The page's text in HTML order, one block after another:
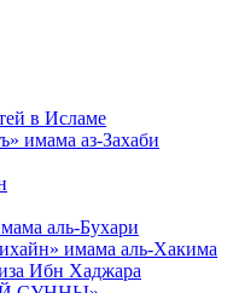
в Исламе
имама аз-Захаби
аль-Бухари
имама аль-Хакима
Ибн Хаджара